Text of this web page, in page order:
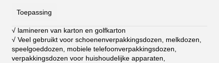
Toepassing
√ lamineren van karton en golfkarton
√ Veel gebruikt voor schoenenverpakkingsdozen, melkdozen,
speelgoeddozen, mobiele telefoonverpakkingsdozen,
verpakkingsdozen voor huishoudelijke apparaten,